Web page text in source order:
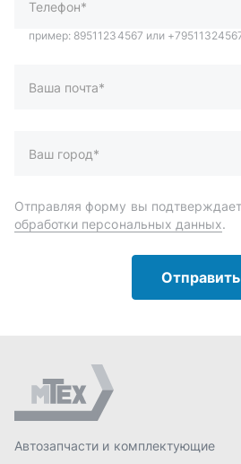
Отправить
Автозапчасти и комплектующие
Масла и автохимия
Спецпредложения
Доставка и оплата